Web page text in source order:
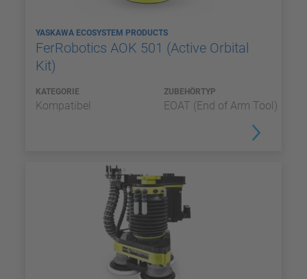
YASKAWA ECOSYSTEM PRODUCTS
FerRobotics AOK 501 (Active Orbital
Kit)
KATEGORIE
Kompatibel
ZUBEHÖRTYP
EOAT (End of Arm Tool)